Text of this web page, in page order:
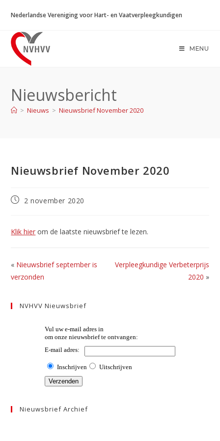
naar
inhoud
Nederlandse Vereniging voor Hart- en Vaatverpleegkundigen
MENU
Nieuwsbericht
> Nieuws > Nieuwsbrief November 2020
Nieuwsbrief November 2020
Bericht2 november 2020
Klik hier om de laatste nieuwsbrief te lezen.
« Nieuwsbrief september is
verzonden
Verpleegkundige Verbeterprijs
2020 »
NVHVV Nieuwsbrief
Nieuwsbrief Archief